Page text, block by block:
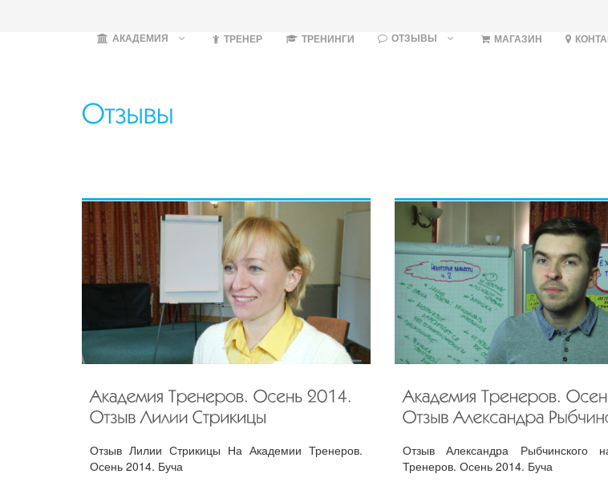
АКАДЕМИЯ ТРЕНЕР ТРЕНИНГИ ОТЗЫВЫ МАГАЗИН
Отзыв Лилии Стрикицы На Академии Тренеров.
Осень 2014. Буча
Отзыв Александра Рыбчинского
Тренеров. Осень 2014. Буча